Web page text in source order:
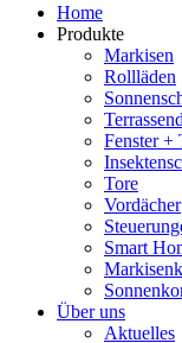
Home
Produkte
Markisen
Rollläden
Fenster +
Tore
Vordächer
Smart
Über uns
Aktuelles